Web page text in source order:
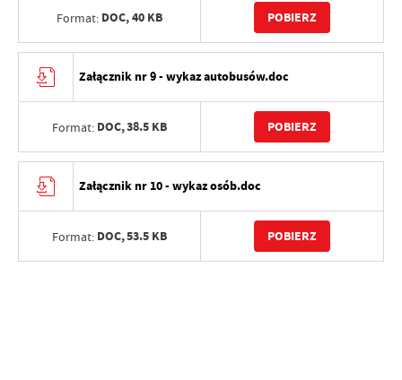
Format: DOC,40 KB POBIERZ
Załącznik nr 9 - wykaz autobusów.doc
Format: DOC,38.5 KB POBIERZ
Załącznik nr 10 - wykaz osób.doc
Format: DOC,53.5 KB POBIERZ